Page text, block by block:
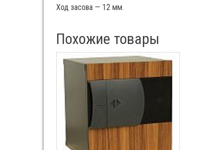
Ход засова — 12 мм.
Похожие товары